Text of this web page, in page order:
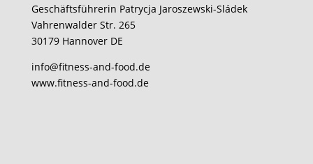
Geschäftsführerin Patrycja Jaroszewski-Sládek
Vahrenwalder Str. 265
30179 Hannover DE
info@fitness-and-food.de
www.fitness-and-food.de